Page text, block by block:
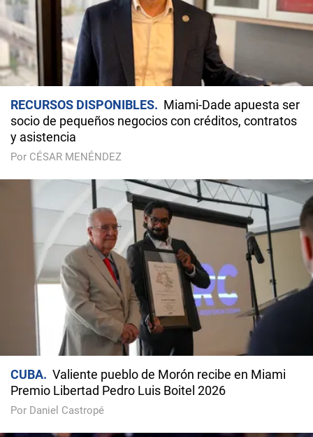
RECURSOS DISPONIBLES
Miami-Dade apuesta ser
socio de pequeños negocios con créditos, contratos
y asistencia
Por CÉSAR MENÉNDEZ
CUBA
Valiente pueblo de Morón recibe en Miami
Premio Libertad Pedro Luis Boitel 2026
Por Daniel Castropé